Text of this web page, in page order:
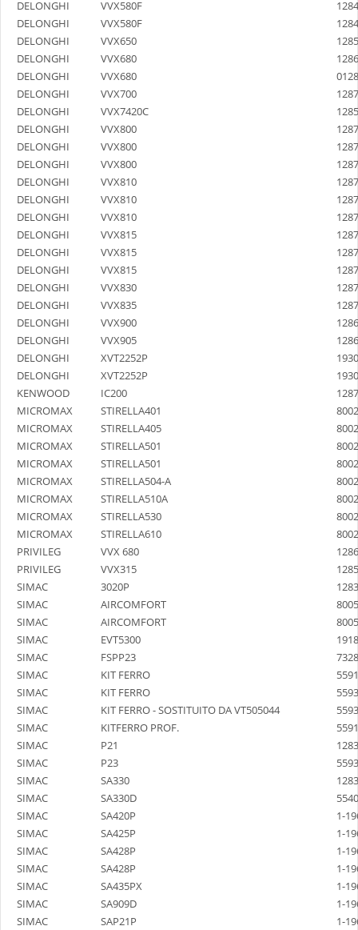
DELONGHI VVX580F
DELONGHI
VVX580F
DELONGHI
VVX650
DELONGHI
VVX680
DELONGHI
VVX680
DELONGHI
VVX700
DELONGHI
VVX7420C
DELONGHI
VVX800
DELONGHI
VVX800
DELONGHI
VVX800
DELONGHI
VVX810
DELONGHI
VVX810
DELONGHI
VVX810
DELONGHI
VVX815
DELONGHI
VVX815
DELONGHI
VVX815
DELONGHI
VVX830
DELONGHI
VVX835
DELONGHI
VVX900
DELONGHI
VVX905
DELONGHI
XVT2252P
DELONGHI
XVT2252P
KENWOOD
IC200
MICROMAX
STIRELLA401
MICROMAX
STIRELLA405
MICROMAX
STIRELLA501
MICROMAX
STIRELLA501
MICROMAX
STIRELLA504-A
MICROMAX
STIRELLA510A
MICROMAX
STIRELLA530
MICROMAX
STIRELLA610
PRIVILEG
VVX 680
PRIVILEG
VVX315
SIMAC
3020P
SIMAC
AIRCOMFORT
SIMAC
AIRCOMFORT
SIMAC
EVT5300
SIMAC
FSPP23
SIMAC
KIT FERRO
SIMAC
KIT FERRO
SIMAC
KIT FERRO - SOSTITUITO DA VT505044
SIMAC
KITFERRO PROF.
SIMAC
P21
SIMAC
P23
SIMAC
SA330
SIMAC
SA330D
SIMAC
SA420P
1-
SIMAC
SA425P
1-
SIMAC
SA428P
1-
SIMAC
SA428P
1-
SIMAC
SA435PX
1-
SIMAC
SA909D
1-
SIMAC
SAP21P
1-